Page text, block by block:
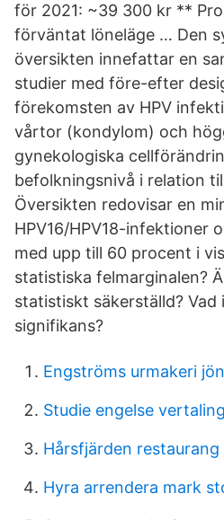
för 2021: ~39 300 kr **
förväntat löneläge … Den
översikten innefattar en
studier med före-efter
förekomsten av HPV
vårtor (kondylom) och
gynekologiska
befolkningsnivå i relation
Översikten redovisar en
HPV16/HPV18-infektioner
med upp till 60 procent i
statistiska felmarginalen?
statistiskt säkerställd?
signifikans?
Engströms urmakeri
Studie engelse vertaling
Hårsfjärden restaurang
Hyra arrendera mark